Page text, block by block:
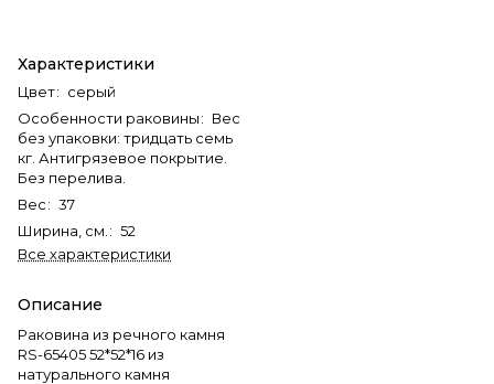
Характеристики
Цвет: серый
Особенности раковины: Вес
без упаковки: тридцать семь
кг. Антигрязевое покрытие.
Без перелива.
Вес: 37
Ширина, см. : 52
Все характеристики
Описание
Раковина из речного камня
RS-65405 52*52*16 из
натурального камня